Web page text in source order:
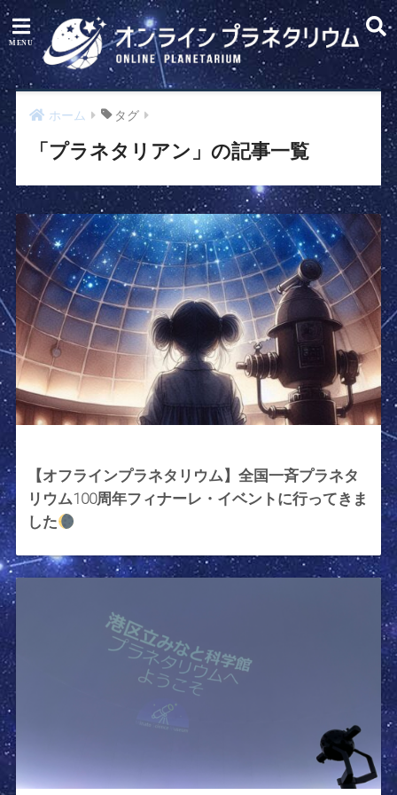
ホーム タグ
「プラネタリアン」の記事一覧
【オフラインプラネタリウム】全国一斉プラネタ
リウム100周年フィナーレ・イベントに行ってきま
した